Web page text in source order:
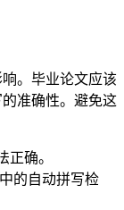
。毕业论文应该
准确性。避免这
正确。
的自动拼写检